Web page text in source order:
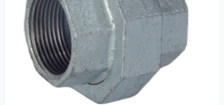
Партнеры
Контакты
+7 (4822) 32-28-74
info@sanar-tver.ru